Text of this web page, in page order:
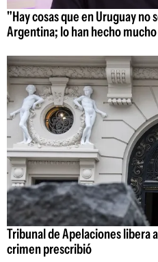
"Hay cosas que en Uruguay no
Argentina; lo han hecho
Tribunal de Apelaciones libera
crimen prescribió